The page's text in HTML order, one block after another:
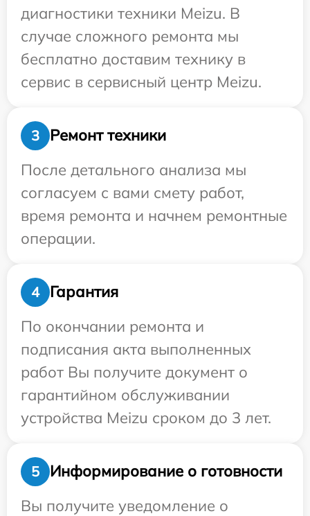
диагностики техники Meizu. В
случае сложного ремонта мы
бесплатно доставим технику в
сервис в сервисный центр Meizu.
3
Ремонт техники
После детального анализа мы
согласуем с вами смету работ,
время ремонта и начнем ремонтные
операции.
4
Гарантия
По окончании ремонта и
подписания акта выполненных
работ Вы получите документ о
гарантийном обслуживании
устройства Meizu сроком до 3 лет.
5
Информирование о готовности
Вы получите уведомление о